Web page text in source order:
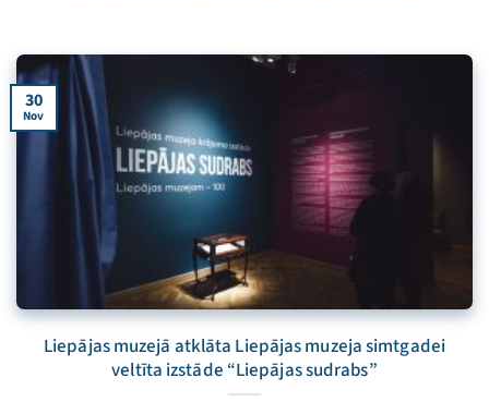
Liepājas muzejā atklāta Liepājas muzeja simtgadei
veltīta izstāde “Liepājas sudrabs”
30
Nov